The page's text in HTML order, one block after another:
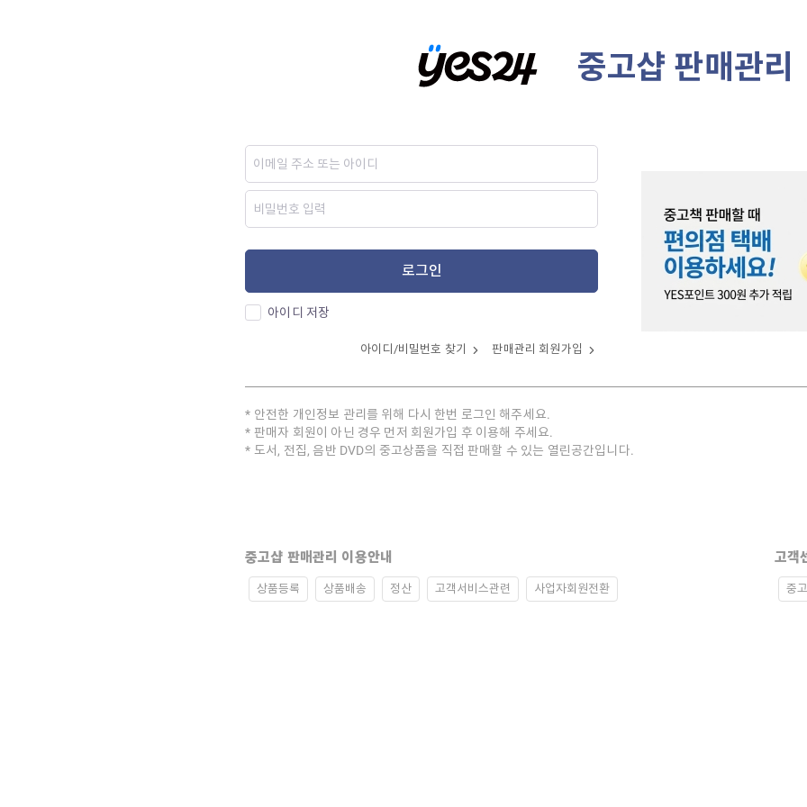
중고샵 판매관리
로그인
아이디 저장
아이디/비밀번호 찾기 판매관리 회원가입
안전한 개인정보 관리를 위해 다시 한번 로그인 해주세요.
판매자 회원이 아닌 경우 먼저 회원가입 후 이용해 주세요.
도서, 전집, 음반 DVD의 중고상품을 직접 판매할 수 있는 열린공간입니다.
중고샵 판매관리 이용안내
상품등록 상품배송 정산 고객서비스관련 사업자회원전환
고객
중